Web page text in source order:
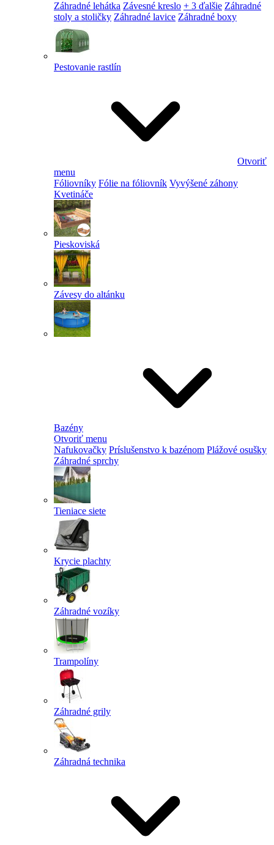
Záhradné lehátka Závesné kreslo + 3 ďalšie Záhradné
stoly a stoličky Záhradné lavice Záhradné boxy
Pestovanie rastlín
Otvoriť
menu
Fóliovníky Fólie na fóliovník Vyvýšené záhony
Kvetináče
Pieskoviská
Závesy do altánku
Bazény
Otvoriť menu
Nafukovačky Príslušenstvo k bazénom Plážové osušky
Záhradné sprchy
Tieniace siete
Krycie plachty
Záhradné vozíky
Trampolíny
Záhradné grily
Záhradná technika